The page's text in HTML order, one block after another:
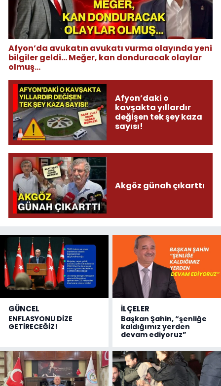
Afyon’da avukatın avukatı vurma olayında yeni
bilgiler geldi... Meğer, kan donduracak olaylar
olmuş...
Afyon’daki o
kavşakta yıllardır
değişen tek şey kaza
sayısı!
Akgöz günah çıkarttı
GÜNCEL
ENFLASYONU DİZE
GETİRECEĞİZ!
İLÇELER
Başkan Şahin, “şenliğe
kaldığımız yerden
devam ediyoruz”